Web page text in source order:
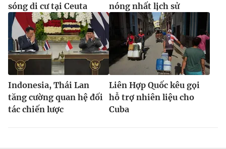
sóng di cư tại Ceuta
nóng nhất lịch sử
Indonesia, Thái Lan
tăng cường quan hệ đối
tác chiến lược
Liên Hợp Quốc kêu gọi
hỗ trợ nhiên liệu cho
Cuba